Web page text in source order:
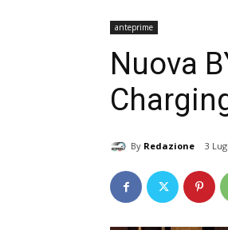
anteprime
Nuova
By Redazione 3